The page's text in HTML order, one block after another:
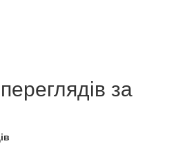
за